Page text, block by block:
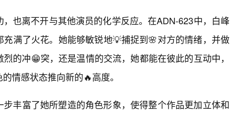
也离不开与其他演员的化学反应。在ADN-623中，白峰
满了火花。她能够敏锐地💡捕捉到🌸对方的情绪，并做
的冲😁突，还是温情的交流，她都能在彼此的互动中，
情感状态推向新的🔥高度。
丰富了她所塑造的角色形象，使得整个作品更加立体和